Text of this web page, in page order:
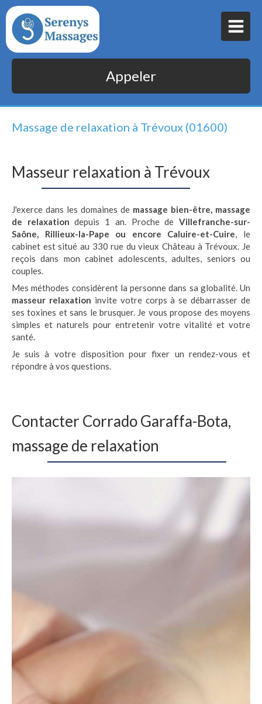
Appeler
Massage de relaxation à Trévoux (01600)
Masseur relaxation à Trévoux
J'exerce dans les domaines de massage bien-être, massage
de relaxation depuis 1 an. Proche deVillefranche-sur-
Saône, Rillieux-la-Pape ou encore Caluire-et-Cuire, le
cabinet est situé au 330 rue du vieux Château à Trévoux. Je
reçois dans mon cabinet adolescents, adultes, seniors ou
couples.
Mes méthodes considèrent la personne dans sa globalité. Un
masseur relaxation invite votre corps à se débarrasser de
ses toxines et sans le brusquer. Je vous propose des moyens
simples et naturels pour entretenir votre vitalité et votre
santé.
Je suis à votre disposition pour fixer un rendez-vous et
répondre à vos questions.
Contacter Corrado Garaffa-Bota,
massage de relaxation